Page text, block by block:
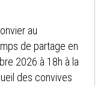
au
de partage en
2026 à 18h à la
des convives